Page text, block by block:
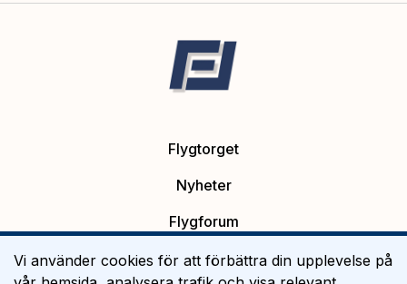
Flygtorget
Nyheter
Flygforum
Platsannonser
Vi använder cookies för att förbättra din upplevelse på